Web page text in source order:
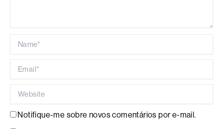
Notifique-me sobre novos comentários por e-mail.